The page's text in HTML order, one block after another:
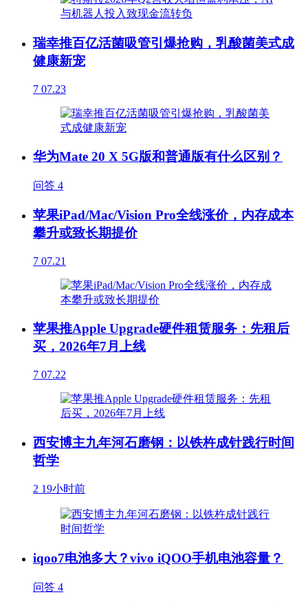
瑞幸推百亿活菌吸管引爆抢购，乳酸菌美式成
健康新宠
7 07.23
华为Mate 20 X 5G版和普通版有什么区别？
问答 4
苹果iPad/Mac/Vision Pro全线涨价，内存成本
攀升或致长期提价
7 07.21
苹果推Apple Upgrade硬件租赁服务：先租后
买，2026年7月上线
7 07.22
西安博主九年河石磨钢：以铁杵成针践行时间
哲学
2 19小时前
iqoo7电池多大？vivo iQOO手机电池容量？
问答 4